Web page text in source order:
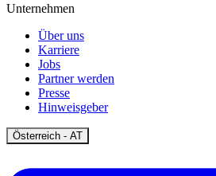
Unternehmen
Über uns
Karriere
Jobs
Partner werden
Presse
Hinweisgeber
Österreich - ATOpen